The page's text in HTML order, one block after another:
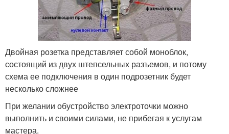
Двойная розетка представляет собой моноблок,
состоящий из двух штепсельных разъемов, и потому
схема ее подключения в один подрозетник будет
несколько сложнее
При желании обустройство электроточки можно
выполнить и своими силами, не прибегая к услугам
мастера.